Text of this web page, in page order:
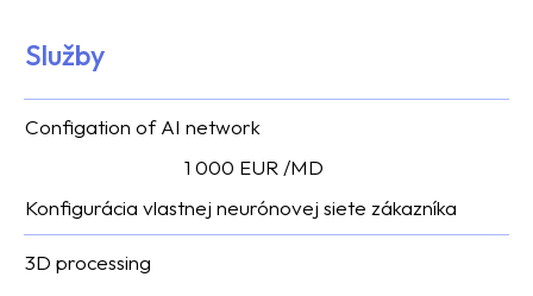
Služby
Configation of AI network
1 000 EUR /MD
Konfigurácia vlastnej neurónovej siete zákazníka
3D processing